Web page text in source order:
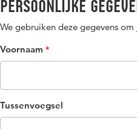
Persoonlijke
We gebruiken deze gegevens
Voornaam
Tussenvoegsel